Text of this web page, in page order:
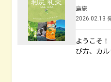
島旅
2026.02.13
ようこそ
び方、カル